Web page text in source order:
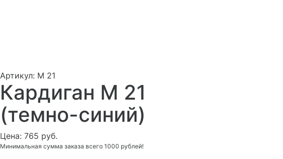
Артикул: М 21
Кардиган М 21
(темно-синий)
Цена: 765 руб.
Минимальная сумма заказа всего 1000 рублей!